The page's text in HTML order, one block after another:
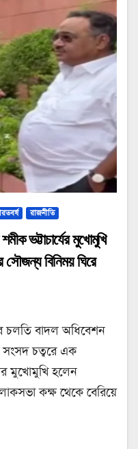
রাজনীতি
ভট্টাচার্যের মুখোমুখি
সৌজন্য বিনিময় ঘিরে
চলতি বাদল অধিবেশন
সংসদ চত্বরে এক
মুখোমুখি হলেন
কক্ষ থেকে বেরিয়ে